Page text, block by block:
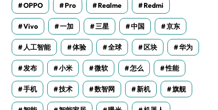
OPPO Pro Realme Redmi
Vivo 一加 三星 中国 京东
人工智能 体验 全球 区块 华为
发布 小米 微软 怎么 性能
手机 技术 数智网 新机 旗舰